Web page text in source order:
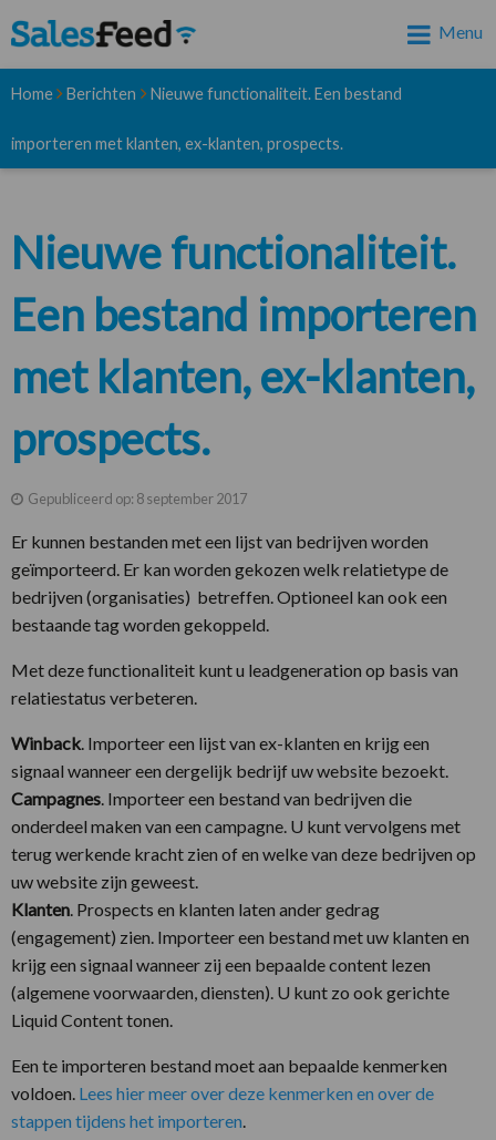
Menu
Home Berichten Nieuwe functionaliteit. Een bestand
importeren met klanten, ex-klanten, prospects.
Nieuwe functionaliteit.
Een bestand importeren
met klanten, ex-klanten,
prospects.
Gepubliceerd op: 8 september 2017
Er kunnen bestanden met een lijst van bedrijven worden
geïmporteerd. Er kan worden gekozen welk relatietype de
bedrijven (organisaties) betreffen. Optioneel kan ook een
bestaande tag worden gekoppeld.
Met deze functionaliteit kunt u leadgeneration op basis van
relatiestatus verbeteren.
Winback. Importeer een lijst van ex-klanten en krijg een
signaal wanneer een dergelijk bedrijf uw website bezoekt.
Campagnes. Importeer een bestand van bedrijven die
onderdeel maken van een campagne. U kunt vervolgens met
terug werkende kracht zien of en welke van deze bedrijven op
uw website zijn geweest.
Klanten. Prospects en klanten laten ander gedrag
(engagement) zien. Importeer een bestand met uw klanten en
krijg een signaal wanneer zij een bepaalde content lezen
(algemene voorwaarden, diensten). U kunt zo ook gerichte
Liquid Content tonen.
Een te importeren bestand moet aan bepaalde kenmerken
voldoen. Lees hier meer over deze kenmerken en over de
stappen tijdens het importeren.